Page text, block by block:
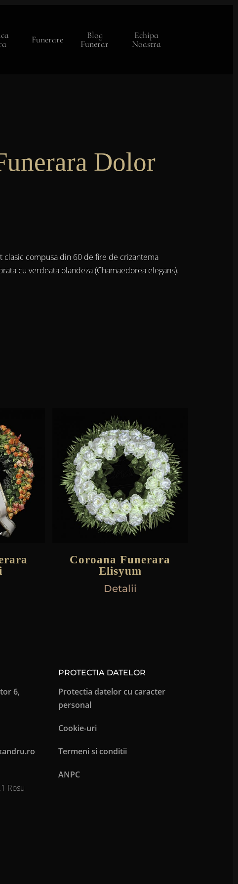
Funerare
Blog
Funerar
Echipa
Noastra
Dolor
clasic compusa din 60 de fire de crizantema
cu verdeata olandeza (Chamaedorea elegans).
Coroana Funerara
Elisyum
Detalii
6,
Rosu
PROTECTIA DATELOR
Protectia datelor cu caracter
personal
Cookie-uri
Termeni si conditii
ANPC